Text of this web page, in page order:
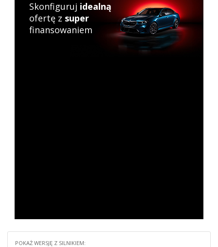
POKAŻ WERSJĘ Z SILNIKIEM:
Skonfiguruj idealną
ofertę z super
finansowaniem